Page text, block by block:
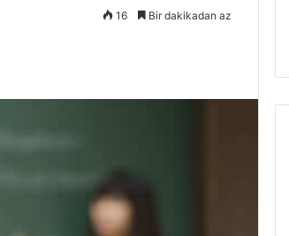
16 Bir dakikadan az